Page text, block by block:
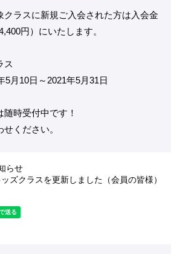
クラスに新規ご入会された方は入会金
円）にいたします。
ス
月10日～2021年5月31日
時受付中です！
ください。
らせ
ズクラスを更新しました（会員の皆様）